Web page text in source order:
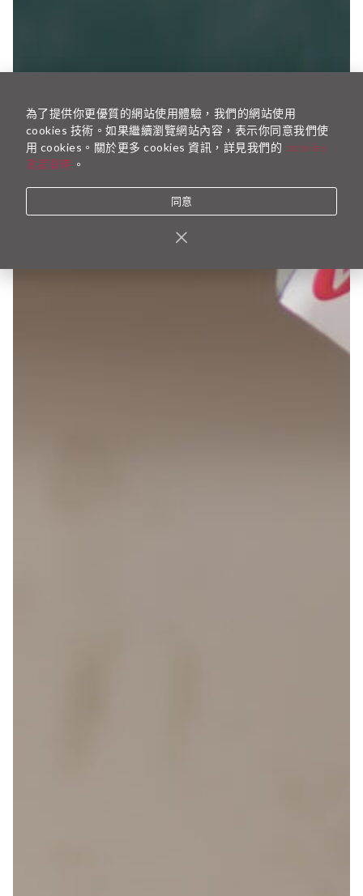
為了提供你更優質的網站使用體驗，我們的網站使用
cookies 技術。如果繼續瀏覽網站內容，表示你同意我們使
用 cookies。關於更多 cookies 資訊，詳見我們的 cookies
政策聲明 。
同意